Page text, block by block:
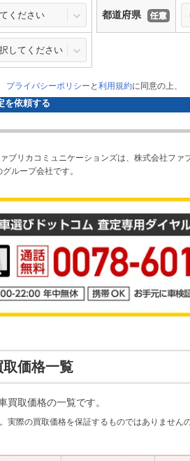
都道府県
プライバシーポリシー と 利用規約に同意の上、
を依頼する
ブリカコミュニケーションズは、株式会社ファ
ループ会社です。
価格一覧
買取価格の一覧です。
際の買取価格を保証するものではありません